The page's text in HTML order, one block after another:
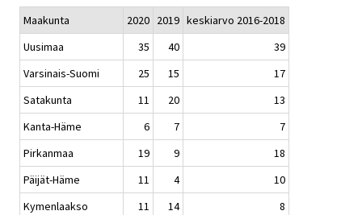
Maakunta 2020 2019 keskiarvo 2016-2018
Uusimaa
35 40
39
Varsinais-Suomi
25 15
17
Satakunta
11 20
13
Kanta-Häme
6 7
7
Pirkanmaa
19 9
18
Päijät-Häme
11 4
10
Kymenlaakso
11 14
8